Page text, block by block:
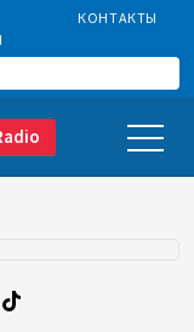
КОНТАКТЫ